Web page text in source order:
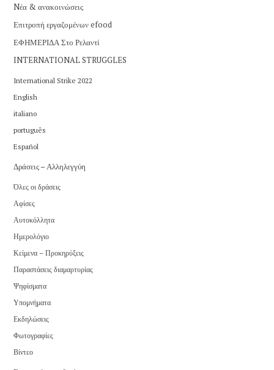
Nέα & ανακοινώσεις
Επιτροπή εργαζομένων efood
ΕΦΗΜΕΡΙΔΑ Στο Ρελαντί
INTERNATIONAL STRUGGLES
International Strike 2022
English
italiano
português
Español
Δράσεις – Αλληλεγγύη
Όλες οι δράσεις
Αφίσες
Αυτοκόλλητα
Ημερολόγιο
Κείμενα – Προκηρύξεις
Παραστάσεις διαμαρτυρίας
Ψηφίσματα
Υπομνήματα
Εκδηλώσεις
Φωτογραφίες
Βίντεο